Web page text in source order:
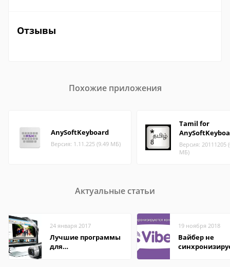
Отзывы
Похожие приложения
AnySoftKeyboard
Версия: 1.11.225 (9.49 МБ)
Tamil for
Версия: 20111205
МБ)
Актуальные статьи
24 января 2017
Лучшие программы
для
19 ноября 2018
Вайбер не